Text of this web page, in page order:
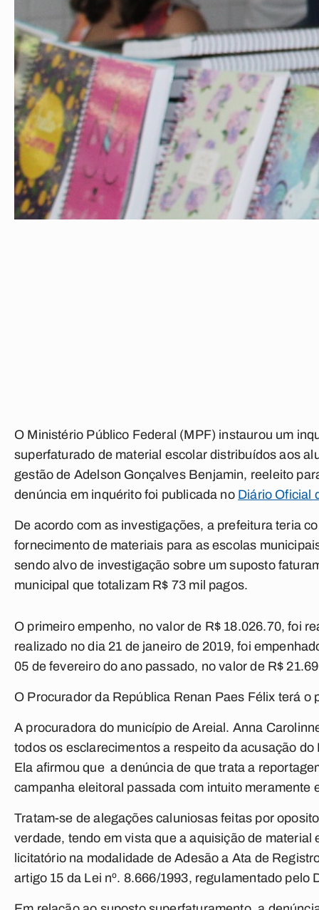
O Ministério Público Federal (MPF) instaurou um
superfaturado de material escolar distribuídos aos
gestão de Adelson Gonçalves Benjamin, reeleito
denúncia em inquérito foi publicada no Diário Oficial
De acordo com as investigações, a prefeitura teria
fornecimento de materiais para as escolas
sendo alvo de investigação sobre um suposto
municipal que totalizam R$ 73 mil pagos.
O primeiro empenho, no valor de R$ 18.026.70, foi
realizado no dia 21 de janeiro de 2019, foi
05 de fevereiro do ano passado, no valor de R$
O Procurador da República Renan Paes Félix terá
A procuradora do município de Areial. Anna
todos os esclarecimentos a respeito da acusação
Ela afirmou que a denúncia de que trata a
campanha eleitoral passada com intuito meramente
Tratam-se de alegações caluniosas feitas por
verdade, tendo em vista que a aquisição de
licitatório na modalidade de Adesão a Ata de
artigo 15 da Lei nº. 8.666/1993, regulamentado pelo